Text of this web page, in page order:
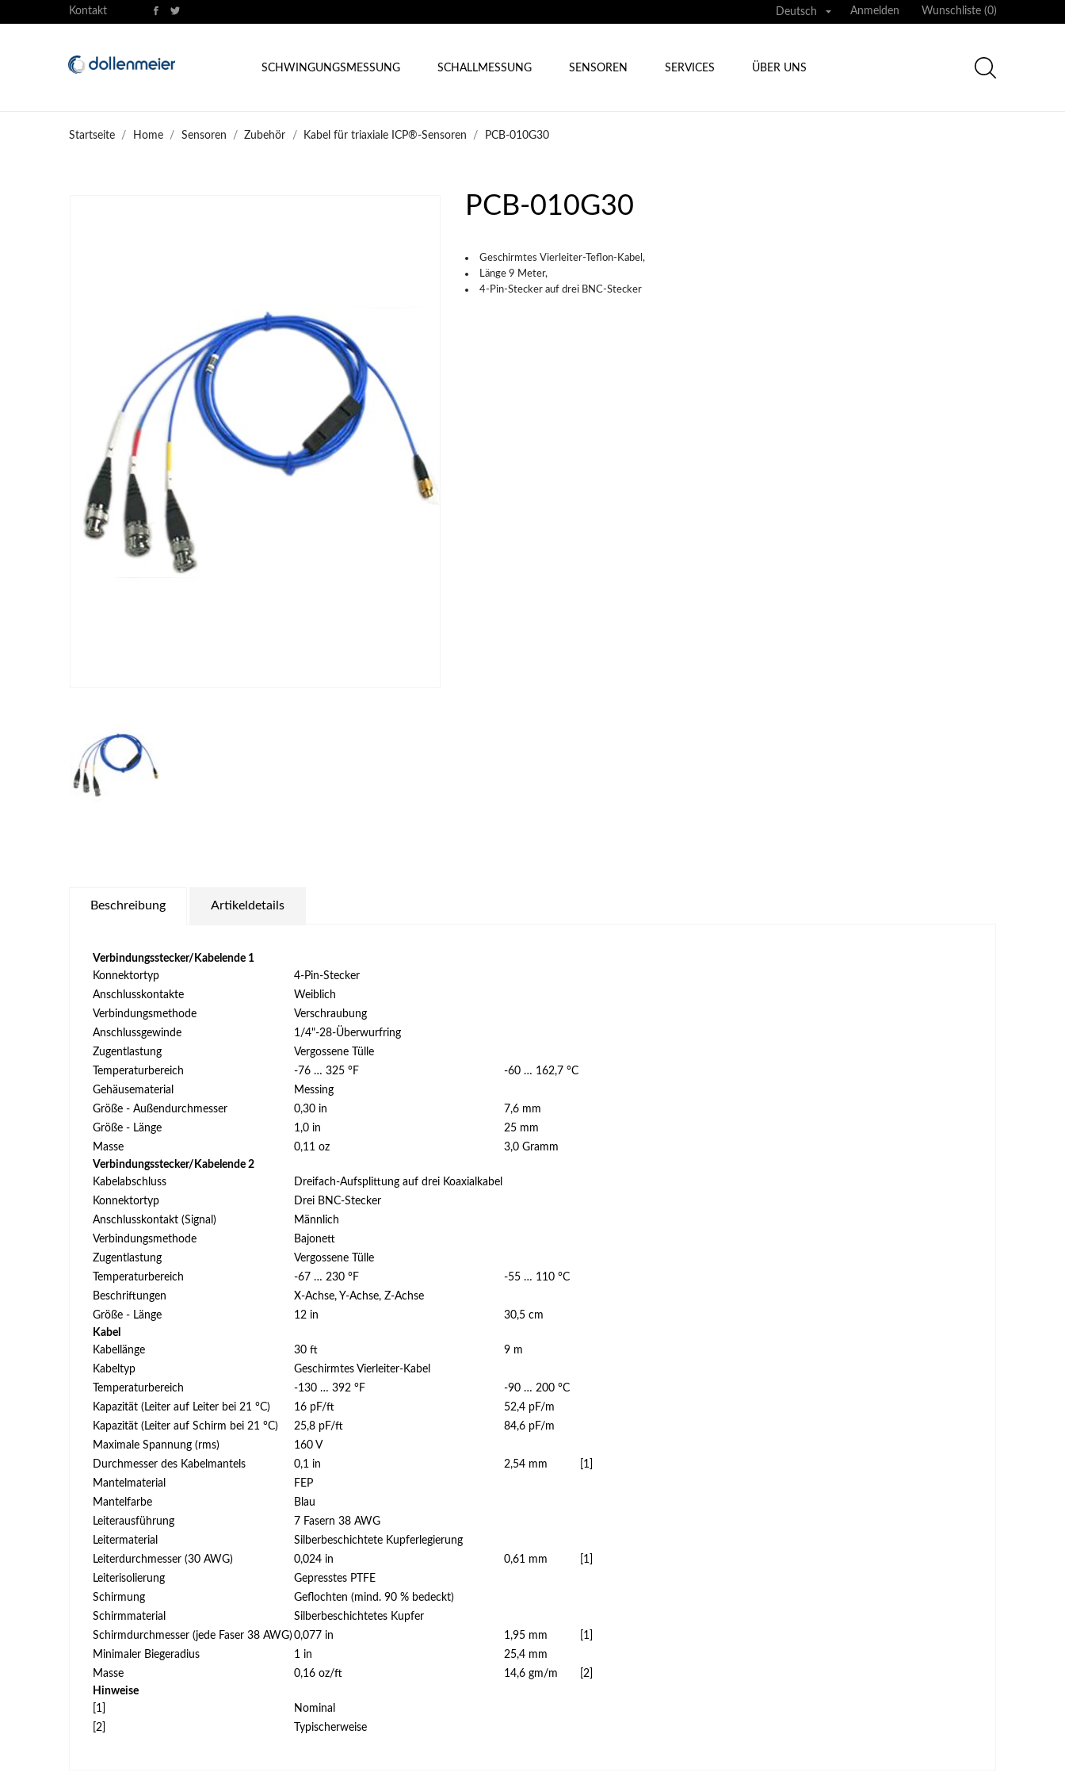
Kontakt Deutsch  Anmelden Wunschliste (0)
SCHWINGUNGSMESSUNG SCHALLMESSUNG SENSOREN SERVICES ÜBER UNS
Startseite Home Sensoren Zubehör Kabel für triaxiale ICP®-Sensoren PCB-010G30
PCB-010G30
Geschirmtes Vierleiter-Teflon-Kabel,
Länge 9 Meter,
4-Pin-Stecker auf drei BNC-Stecker
Beschreibung Artikeldetails
Verbindungsstecker/Kabelende 1
Konnektortyp
4-Pin-Stecker
Anschlusskontakte
Weiblich
Verbindungsmethode
Verschraubung
Anschlussgewinde
1/4"-28-Überwurfring
Zugentlastung
Vergossene Tülle
Temperaturbereich
-76 … 325 °F
-60 … 162,7 °C
Gehäusematerial
Messing
Größe - Außendurchmesser
0,30 in
7,6 mm
Größe - Länge
1,0 in
25 mm
Masse
0,11 oz
3,0 Gramm
Verbindungsstecker/Kabelende 2
Kabelabschluss
Dreifach-Aufsplittung auf drei Koaxialkabel
Konnektortyp
Drei BNC-Stecker
Anschlusskontakt (Signal)
Männlich
Verbindungsmethode
Bajonett
Zugentlastung
Vergossene Tülle
Temperaturbereich
-67 … 230 °F
-55 … 110 °C
Beschriftungen
X-Achse, Y-Achse, Z-Achse
Größe - Länge
12 in
30,5 cm
Kabel
Kabellänge
30 ft
9 m
Kabeltyp
Geschirmtes Vierleiter-Kabel
Temperaturbereich
-130 … 392 °F
-90 … 200 °C
Kapazität (Leiter auf Leiter bei 21 °C)
16 pF/ft
52,4 pF/m
Kapazität (Leiter auf Schirm bei 21 °C)
25,8 pF/ft
84,6 pF/m
Maximale Spannung (rms)
160 V
Durchmesser des Kabelmantels
0,1 in 2,54 mm
[1]
Mantelmaterial
FEP
Mantelfarbe
Blau
Leiterausführung
7 Fasern 38 AWG
Leitermaterial
Silberbeschichtete Kupferlegierung
Leiterdurchmesser (30 AWG)
0,024 in 0,61 mm
[1]
Leiterisolierung
Gepresstes PTFE
Schirmung
Geflochten (mind. 90 % bedeckt)
Schirmmaterial
Silberbeschichtetes Kupfer
Schirmdurchmesser (jede Faser 38 AWG) 0,077 in 1,95 mm
[1]
Minimaler Biegeradius
1 in
25,4 mm
Masse
0,16 oz/ft 14,6 gm/m
[2]
Hinweise
[1]
Nominal
[2]
Typischerweise